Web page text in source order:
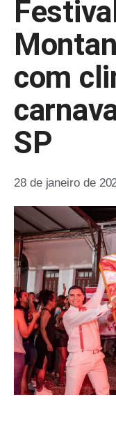
com
SP
28 de janeiro de